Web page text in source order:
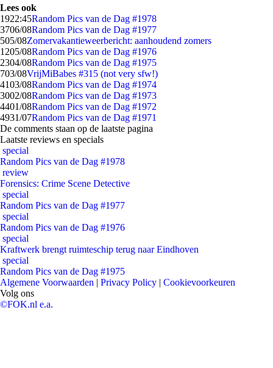
Lees ook
1922:45Random Pics van de Dag #1978
3706/08Random Pics van de Dag #1977
505/08Zomervakantieweerbericht: aanhoudend zomers
1205/08Random Pics van de Dag #1976
2304/08Random Pics van de Dag #1975
703/08VrijMiBabes #315 (not very sfw!)
4103/08Random Pics van de Dag #1974
3002/08Random Pics van de Dag #1973
4401/08Random Pics van de Dag #1972
4931/07Random Pics van de Dag #1971
De comments staan op de laatste pagina
Laatste reviews en specials
special
Random Pics van de Dag #1978
review
Forensics: Crime Scene Detective
special
Random Pics van de Dag #1977
special
Random Pics van de Dag #1976
special
Kraftwerk brengt ruimteschip terug naar Eindhoven
special
Random Pics van de Dag #1975
Algemene Voorwaarden | Privacy Policy | Cookievoorkeuren
Volg ons
©FOK.nl e.a.